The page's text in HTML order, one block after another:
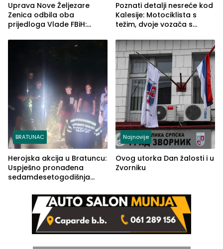
Uprava Nove Željezare
Zenica odbila oba
prijedloga Vlade FBiH:
rješenje
Poznati detalji nesreće kod
Kalesije: Motociklista s
težim, dvoje vozača s
BRATUNAC
Herojska akcija u Bratuncu:
Uspješno pronađena
sedamdesetogodišnja
Kravice.
Najnovije
Ovog utorka Dan žalosti i u
Zvorniku